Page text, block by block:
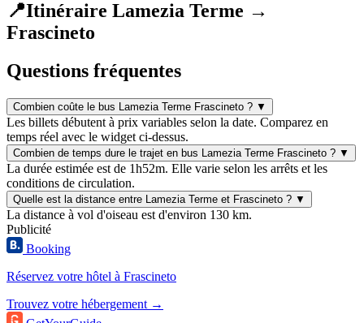
📍Itinéraire Lamezia Terme →
Frascineto
Questions fréquentes
Combien coûte le bus Lamezia Terme Frascineto ? ▼
Les billets débutent à prix variables selon la date. Comparez en
temps réel avec le widget ci-dessus.
Combien de temps dure le trajet en bus Lamezia Terme Frascineto ? ▼
La durée estimée est de 1h52m. Elle varie selon les arrêts et les
conditions de circulation.
Quelle est la distance entre Lamezia Terme et Frascineto ? ▼
La distance à vol d'oiseau est d'environ 130 km.
Publicité
Booking
Réservez votre hôtel à Frascineto
Trouvez votre hébergement →